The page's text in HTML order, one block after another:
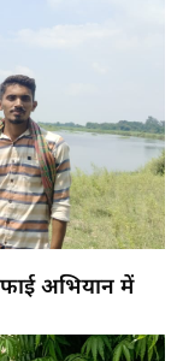
अभियान में